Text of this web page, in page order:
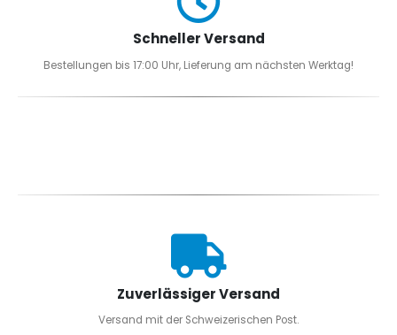
Schneller Versand
Bestellungen bis 17:00 Uhr, Lieferung am nächsten Werktag!
Zuverlässiger Versand
Versand mit der Schweizerischen Post.